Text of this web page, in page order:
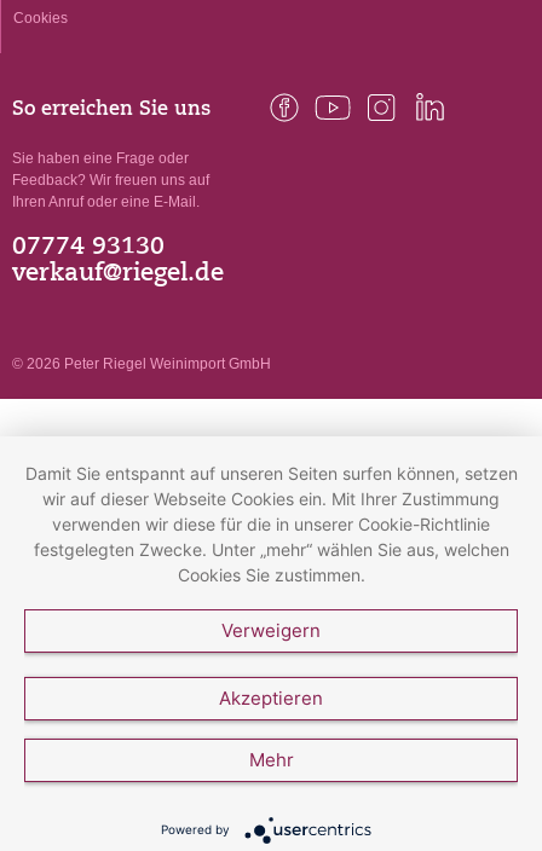
So erreichen Sie uns
Sie haben eine Frage oder
Feedback? Wir freuen uns auf
Ihren Anruf oder eine E-Mail.
07774 93130
verkauf@riegel.de
© 2026 Peter Riegel Weinimport GmbH
Cookies
Damit Sie entspannt auf unseren Seiten surfen können, setzen
wir auf dieser Webseite Cookies ein. Mit Ihrer Zustimmung
verwenden wir diese für die in unserer Cookie-Richtlinie
festgelegten Zwecke. Unter „mehr“ wählen Sie aus, welchen
Cookies Sie zustimmen.
Verweigern
Akzeptieren
Mehr
Powered by